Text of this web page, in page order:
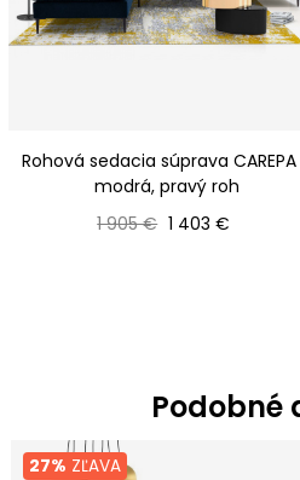
Rohová sedacia súprava
modrá, pravý roh
Bežná cena
1 905 € Cena
1 403 €
Podobné
27% ZĽAVA